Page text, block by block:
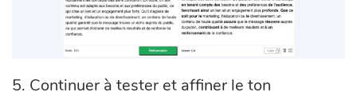
5. Continuer à tester et affiner le ton